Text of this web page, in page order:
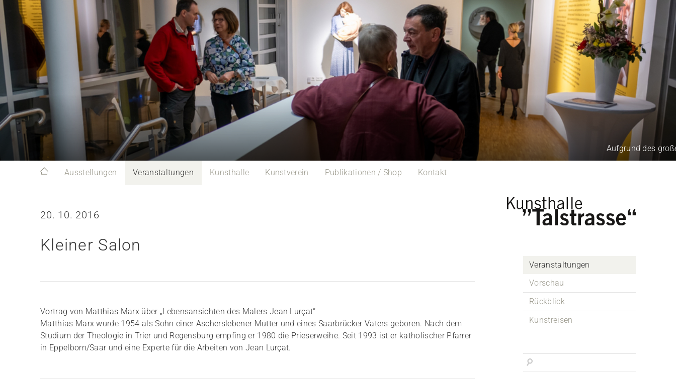
Aufgrund des
Ausstellungen Veranstaltungen Kunsthalle Kunstverein Publikationen / Shop Kontakt
Veranstaltungen
Vorschau
Rückblick
Kunstreisen
20. 10. 2016
Kleiner Salon
Vortrag von Matthias Marx über „Lebensansichten des Malers Jean Lurçat“
Matthias Marx wurde 1954 als Sohn einer Ascherslebener Mutter und eines Saarbrücker Vaters geboren. Nach dem
Studium der Theologie in Trier und Regensburg empfing er 1980 die Prieserweihe. Seit 1993 ist er katholischer Pfarrer
in Eppelborn/Saar und eine Experte für die Arbeiten von Jean Lurçat.